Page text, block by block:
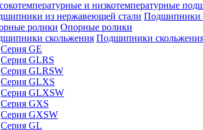
Подшипники
Опорные ролики
Подшипники
Серия GE
Серия GLRS
Серия GLRSW
Серия GLXS
Серия GLXSW
Серия GXS
Серия GXSW
Серия GL